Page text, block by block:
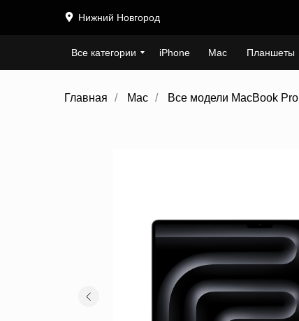
Нижний Новгород
Планшеты
Mac
Все категории iPhone
Главная / Mac / Все модели MacBook Pro